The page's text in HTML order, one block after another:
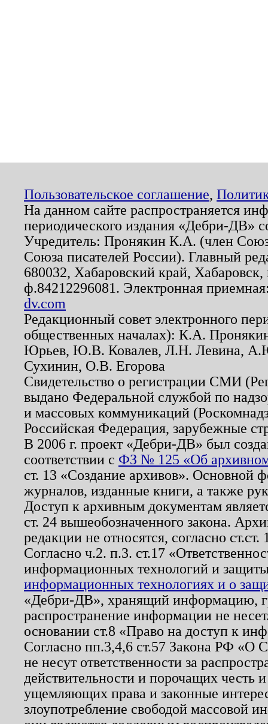
Пользовательское соглашение,
На данном сайте распространяется
периодического издания «Дебри-ДВ»
Учредитель: Пронякин К.А. (член
Союза писателей России). Главный
680032, Хабаровский край,
ф.84212296081. Электронная
dv.com
Редакционный совет электронного
общественных началах): К.А.
Юрьев, Ю.В. Ковалев, Л.Н. Левина,
Сухинин, О.В. Егорова
Свидетельство о регистрации СМИ
выдано Федеральной службой по
и массовых коммуникаций
Российская Федерация, зарубежные
В 2006 г. проект «Дебри-ДВ» был
соответствии с ФЗ № 125 «Об
ст. 13 «Создание архивов». Основной
журналов, изданные книги, а также
Доступ к архивным документам
ст. 24 вышеобозначенного закона.
редакции не относятся, согласно
Согласно ч.2. п.3. ст.17
информационных технологий и
информационных технологиях и о
«Дебри-ДВ», хранящий информацию,
распространение информации не
основании ст.8 «Право на доступ к
Согласно пп.3,4,6 ст.57 Закона РФ «О
не несут ответственности за
действительности и порочащих честь
ущемляющих права и законные
злоупотребление свободой массовой